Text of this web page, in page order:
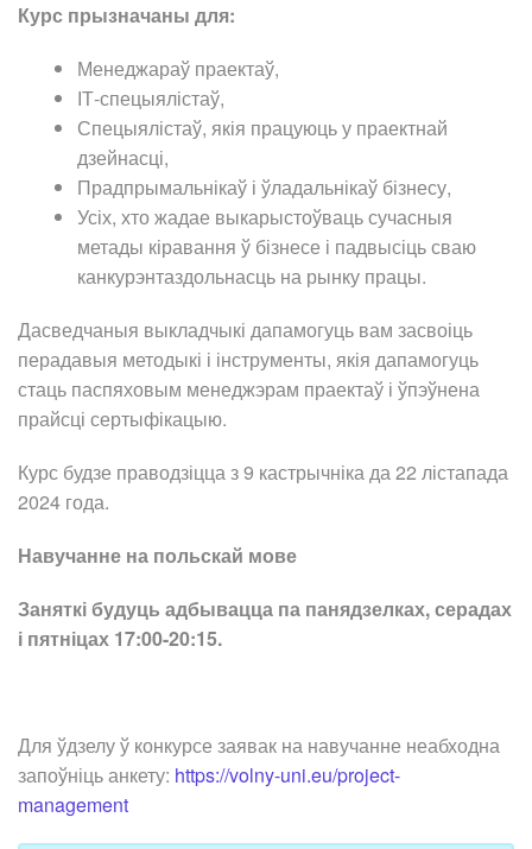
Курс прызначаны для:
Менеджараў праектаў,
ІТ-спецыялістаў,
Спецыялістаў, якія працуюць у праектнай
дзейнасці,
Прадпрымальнікаў і ўладальнікаў бізнесу,
Усіх, хто жадае выкарыстоўваць сучасныя
метады кіравання ў бізнесе і падвысіць сваю
канкурэнтаздольнасць на рынку працы.
Дасведчаныя выкладчыкі дапамогуць вам засвоіць
перадавыя методыкі і інструменты, якія дапамогуць
стаць паспяховым менеджэрам праектаў і ўпэўнена
прайсці сертыфікацыю.
Курс будзе праводзіцца з 9 кастрычніка да 22 лістапада
2024 года.
Навучанне на польскай мове
Заняткі будуць адбывацца па панядзелках, серадах
і пятніцах 17:00-20:15.
Для ўдзелу ў конкурсе заявак на навучанне неабходна
запоўніць анкету: https://volny-uni.eu/project-
management